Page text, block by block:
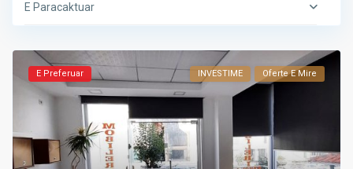
E Paracaktuar
E Preferuar INVESTIME Oferte E Mire